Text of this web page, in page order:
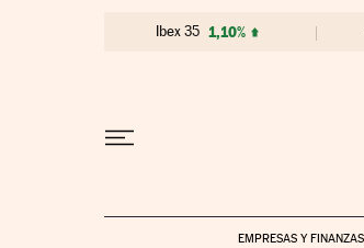
Ibex 35 1,10%
EMPRESAS Y FINANZAS